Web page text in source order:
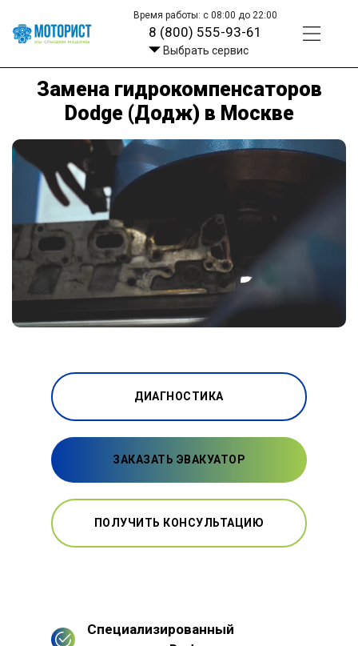
Время работы: с 08:00 до 22:00
8 (800) 555-93-61
Выбрать сервис
Замена гидрокомпенсаторов
Dodge (Додж) в Москве
ДИАГНОСТИКА
ЗАКАЗАТЬ ЭВАКУАТОР
ПОЛУЧИТЬ КОНСУЛЬТАЦИЮ
Специализированный